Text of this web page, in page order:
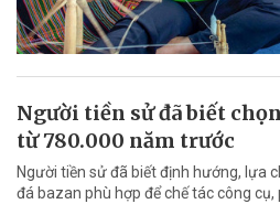
Người tiền sử đã biết
từ 780.000 năm trước
Người tiền sử đã biết định hướng, lựa
đá bazan phù hợp để chế tác công